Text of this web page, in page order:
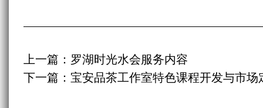
上一篇： 罗湖时光水会服务内容
下一篇： 宝安品茶工作室特色课程开发与市场